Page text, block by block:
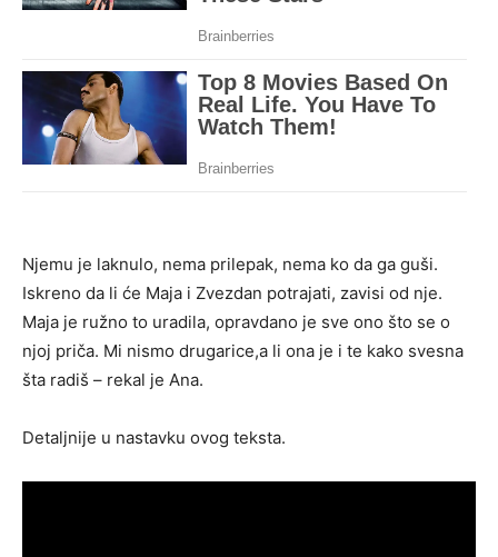
Njemu je laknulo, nema prilepak, nema ko da ga guši.
Iskreno da li će Maja i Zvezdan potrajati, zavisi od nje.
Maja je ružno to uradila, opravdano je sve ono što se o
njoj priča. Mi nismo drugarice,a li ona je i te kako svesna
šta radiš – rekal je Ana.
Detaljnije u nastavku ovog teksta.